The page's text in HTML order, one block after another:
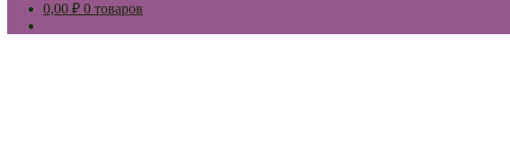
0,00 ₽ 0 товаров